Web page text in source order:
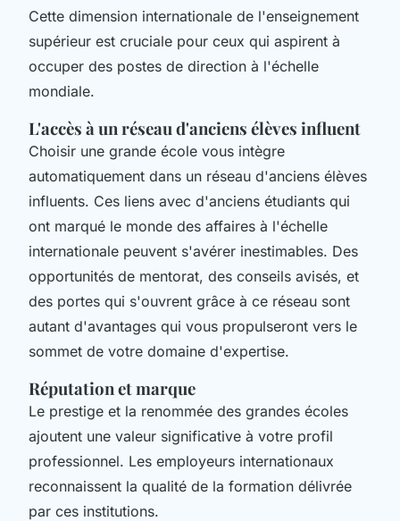
Cette dimension internationale de l'enseignement
supérieur est cruciale pour ceux qui aspirent à
occuper des postes de direction à l'échelle
mondiale.
L'accès à un réseau d'anciens élèves influent
Choisir une grande école vous intègre
automatiquement dans un réseau d'anciens élèves
influents. Ces liens avec d'anciens étudiants qui
ont marqué le monde des affaires à l'échelle
internationale peuvent s'avérer inestimables. Des
opportunités de mentorat, des conseils avisés, et
des portes qui s'ouvrent grâce à ce réseau sont
autant d'avantages qui vous propulseront vers le
sommet de votre domaine d'expertise.
Réputation et marque
Le prestige et la renommée des grandes écoles
ajoutent une valeur significative à votre profil
professionnel. Les employeurs internationaux
reconnaissent la qualité de la formation délivrée
par ces institutions.